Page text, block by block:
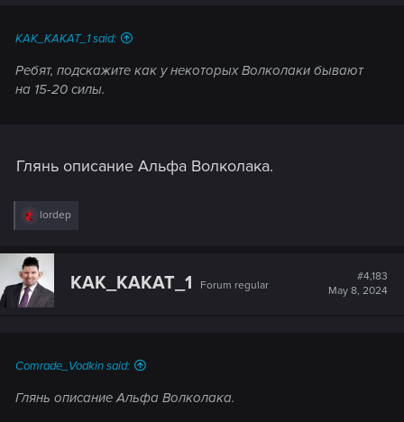
KAK_KAKAT_1 said:
Ребят, подскажите как у некоторых Волколаки бывают
на 15-20 силы.
Глянь описание Альфа Волколака.
R
c
t
i
lordep
KAK_KAKAT_1 Forum regular
#4,183
May 8, 2024
Comrade_Vodkin said:
Глянь описание Альфа Волколака.